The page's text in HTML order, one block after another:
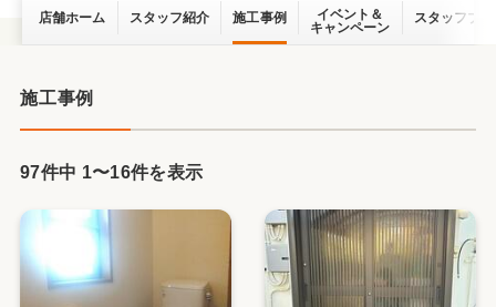
店舗ホーム スタッフ紹介 施工事例
イベント＆
キャンペーン
スタッフブ
施工事例
97件中 1〜16件を表示